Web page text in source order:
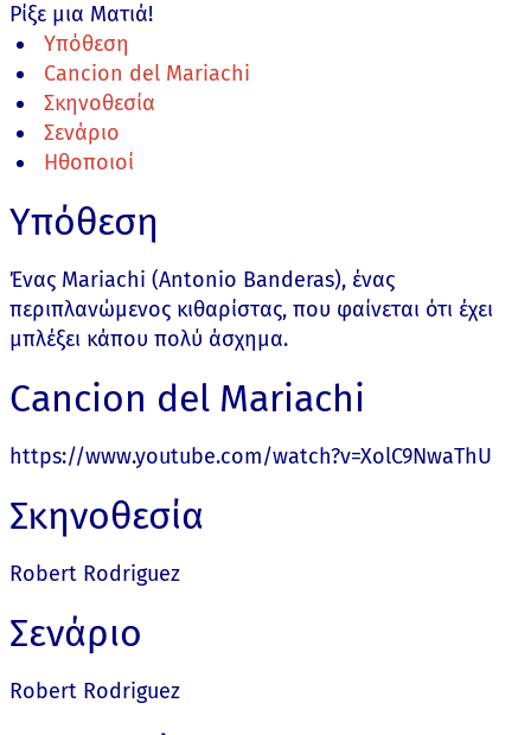
Ρίξε μια Ματιά!
Υπόθεση
Cancion del Mariachi
Σκηνοθεσία
Σενάριο
Ηθοποιοί
Υπόθεση
Ένας Mariachi (Antonio Banderas), ένας
περιπλανώμενος κιθαρίστας, που φαίνεται ότι έχει
μπλέξει κάπου πολύ άσχημα.
Cancion del Mariachi
https://www.youtube.com/watch?v=XolC9NwaThU
Σκηνοθεσία
Robert Rodriguez
Σενάριο
Robert Rodriguez